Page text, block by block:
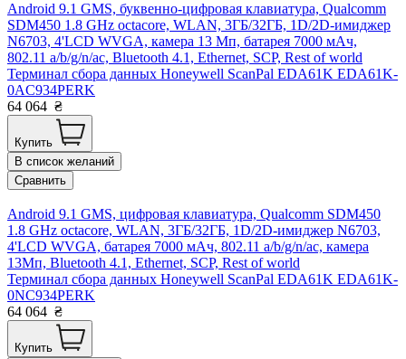
Android 9.1 GMS, буквенно-цифровая клавиатура, Qualcomm
SDM450 1.8 GHz octacore, WLAN, 3ГБ/32ГБ, 1D/2D-имиджер
N6703, 4'LCD WVGA, камера 13 Мп, батарея 7000 мАч,
802.11 a/b/g/n/ac, Bluetooth 4.1, Ethernet, SCP, Rest of world
Терминал сбора данных Honeywell ScanPal EDA61K EDA61K-
0AC934PERK
64 064 ₴
Купить
В список желаний
Сравнить
Android 9.1 GMS, цифровая клавиатура, Qualcomm SDM450
1.8 GHz octacore, WLAN, 3ГБ/32ГБ, 1D/2D-имиджер N6703,
4'LCD WVGA, батарея 7000 мАч, 802.11 a/b/g/n/ac, камера
13Мп, Bluetooth 4.1, Ethernet, SCP, Rest of world
Терминал сбора данных Honeywell ScanPal EDA61K EDA61K-
0NC934PERK
64 064 ₴
Купить